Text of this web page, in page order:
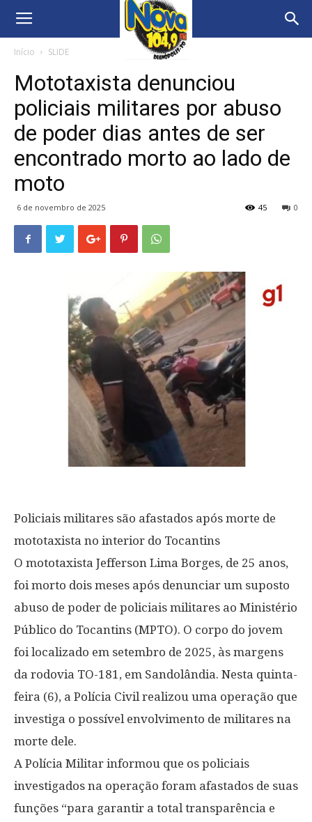
Início SLIDE
Mototaxista denunciou
policiais militares por abuso
de poder dias antes de ser
encontrado morto ao lado de
moto
6 de novembro de 2025 0
45
Policiais militares são afastados após morte de
mototaxista no interior do Tocantins
O mototaxista Jefferson Lima Borges, de 25 anos,
foi morto dois meses após denunciar um suposto
abuso de poder de policiais militares ao Ministério
Público do Tocantins (MPTO). O corpo do jovem
foi localizado em setembro de 2025, às margens
da rodovia TO-181, em Sandolândia. Nesta quinta-
feira (6), a Polícia Civil realizou uma operação que
investiga o possível envolvimento de militares na
morte dele.
A Polícia Militar informou que os policiais
investigados na operação foram afastados de suas
funções “para garantir a total transparência e